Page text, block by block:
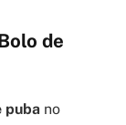
de
puba no